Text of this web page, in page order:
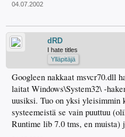
04.07.2002
dRD
I hate titles
Ylläpitäjä
Googleen nakkaat msvcr70.dll
laitat Windows\System32\ -
uusiksi. Tuo on yksi yleisimmin
systeemeistä se vain puuttuu
Runtime lib 7.0 tms, en muista)